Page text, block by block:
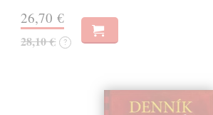
26,70 €
28,10 € ?